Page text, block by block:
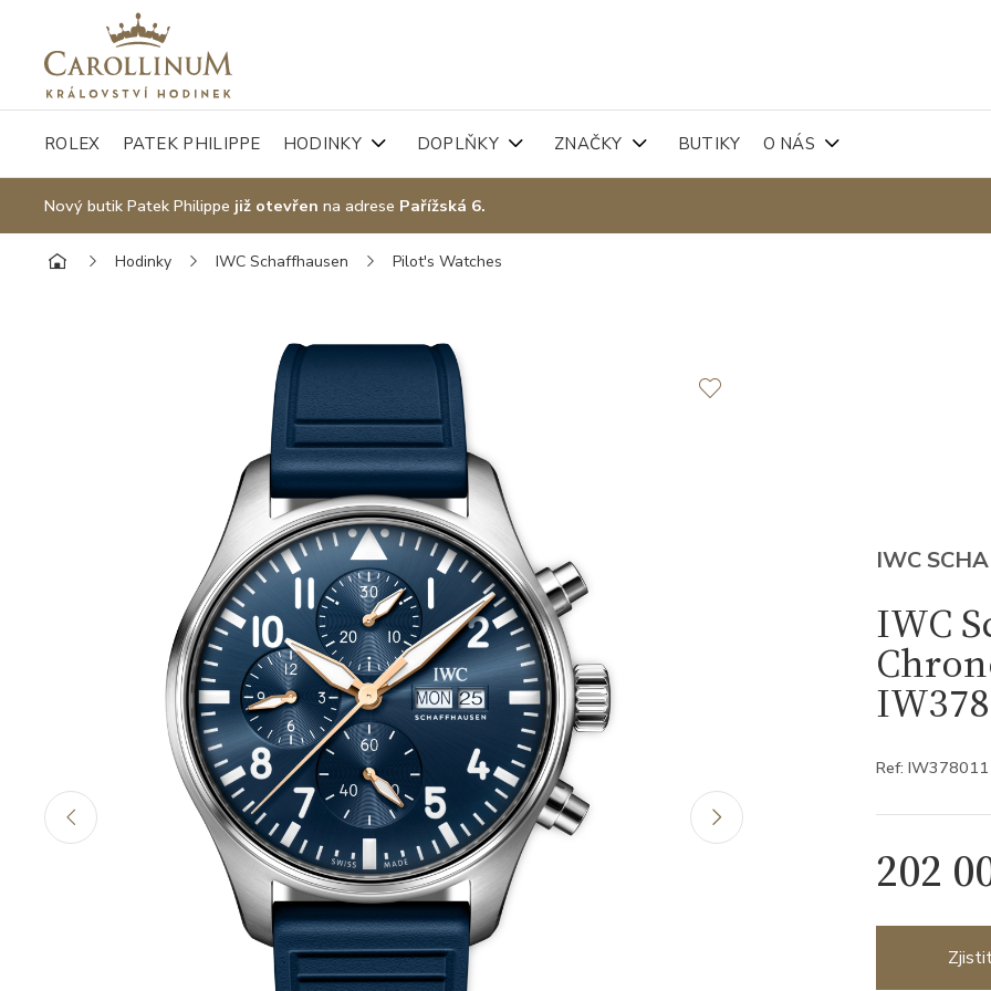
ROLEX PATEK PHILIPPE HODINKY DOPLŇKY ZNAČKY BUTIKY O NÁS
Nový butik Patek Philippe již otevřen na adrese Pařížská 6.
Hodinky IWC Schaffhausen Pilot's Watches
IWC
IWC
Ref: IW378011
202